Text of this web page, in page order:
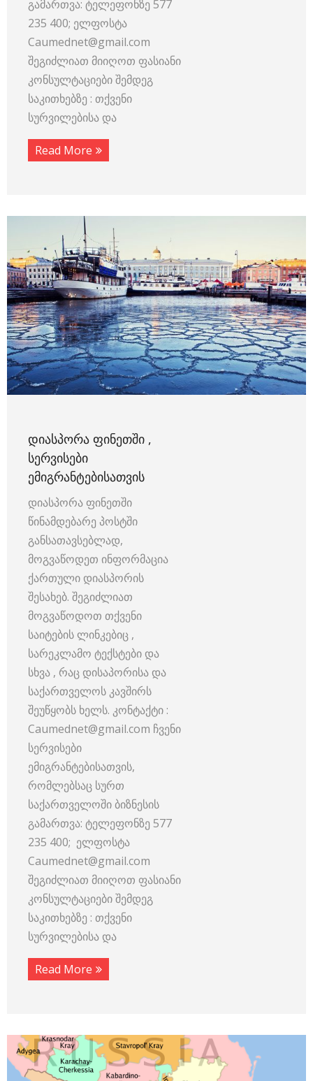
გამართვა: ტელეფონზე 577
235 400; ელფოსტა
Caumednet@gmail.com
შეგიძლიათ მიიღოთ ფასიანი
კონსულტაციები შემდეგ
საკითხებზე : თქვენი
სურვილებისა და
Read More
ᲓᲘᲐᲡᲞᲝᲠᲐ ᲤᲘᲜᲔᲗᲨᲘ ,
ᲡᲔᲠᲕᲘᲡᲔᲑᲘ
ᲔᲛᲘᲒᲠᲐᲜᲢᲔᲑᲘᲡᲐᲗᲕᲘᲡ
დიასპორა ფინეთში
წინამდებარე პოსტში
განსათავსებლად,
მოგვაწოდეთ ინფორმაცია
ქართული დიასპორის
შესახებ. შეგიძლიათ
მოგვაწოდოთ თქვენი
საიტების ლინკებიც ,
სარეკლამო ტექსტები და
სხვა , რაც დისაპორისა და
საქართველოს კავშირს
შეუწყობს ხელს. კონტაქტი :
Caumednet@gmail.com ჩვენი
სერვისები
ემიგრანტებისათვის,
რომლებსაც სურთ
საქართველოში ბიზნესის
გამართვა: ტელეფონზე 577
235 400; ელფოსტა
Caumednet@gmail.com
შეგიძლიათ მიიღოთ ფასიანი
კონსულტაციები შემდეგ
საკითხებზე : თქვენი
სურვილებისა და
Read More